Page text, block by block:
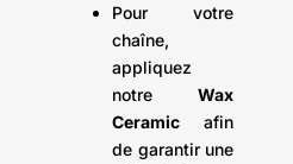
Pour votre
chaîne,
appliquez
notre Wax
Ceramic afin
de garantir une